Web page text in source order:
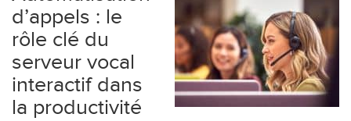
d’appels : le
rôle clé du
serveur vocal
interactif dans
la productivité